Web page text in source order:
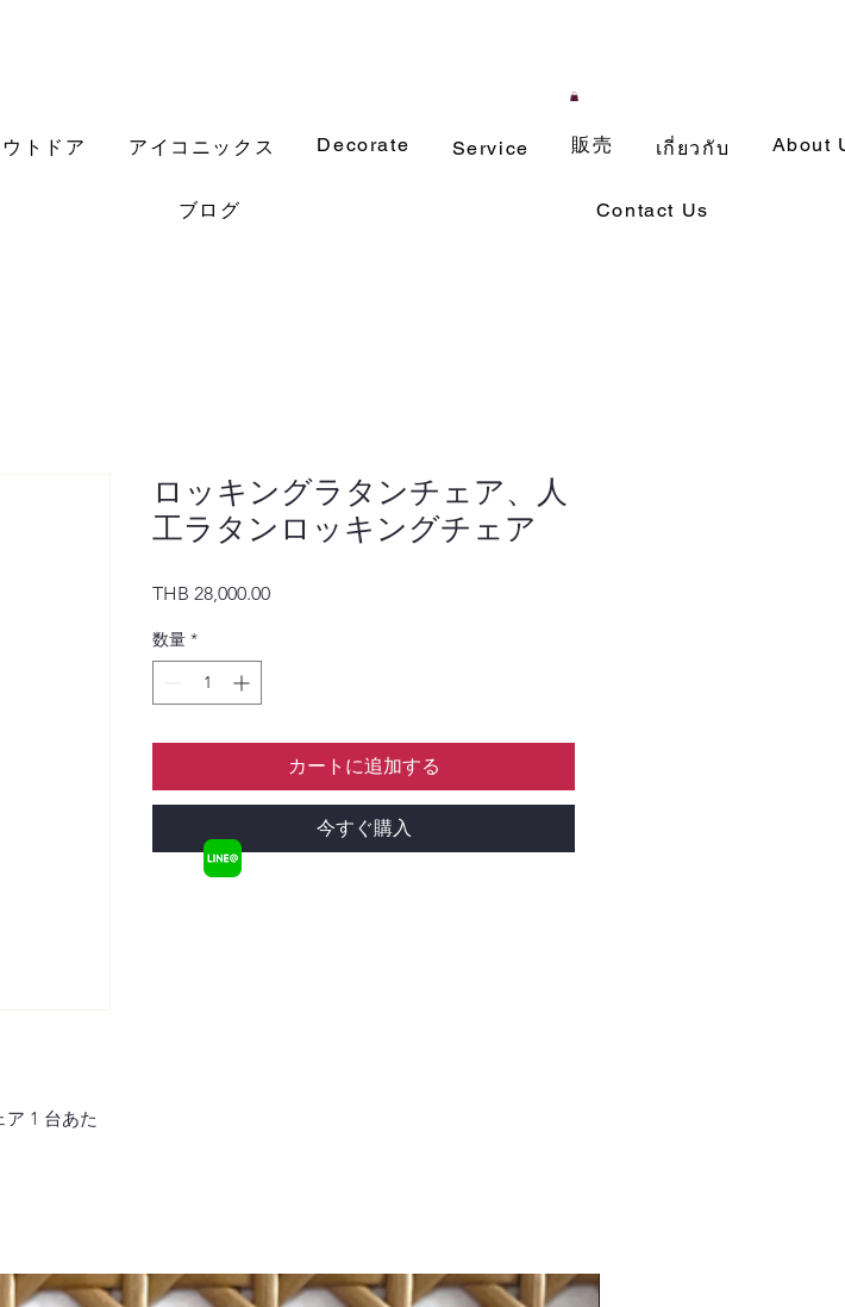
トドア アイコニックス Decorate Service 販売 เกี่ยวกับ About
ブログ Contact Us
1 台あた
ロッキングラタンチェア、人
工ラタンロッキングチェア
THB 28,000.00価格
数量 *
カートに追加する
今すぐ購入